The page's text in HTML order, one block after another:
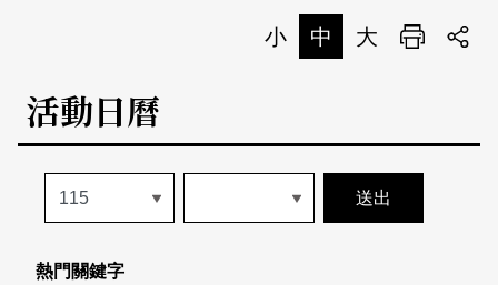
本期專題
歷史專題
活動特區
活動列表
關於我們
小 中 大 列印
活動日曆
熱門關鍵字